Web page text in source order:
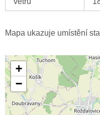
Mapa ukazuje umístění
+
−